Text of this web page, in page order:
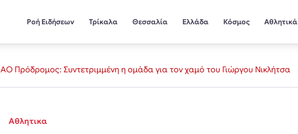
Ροή Ειδήσεων Τρίκαλα Θεσσαλία Ελλάδα Κόσμος Αθλητικά
ΑΟ Πρόδρομος: Συντετριμμένη η ομάδα για τον χαμό του Γιώργου Νικλήτσα
Αθλητικα